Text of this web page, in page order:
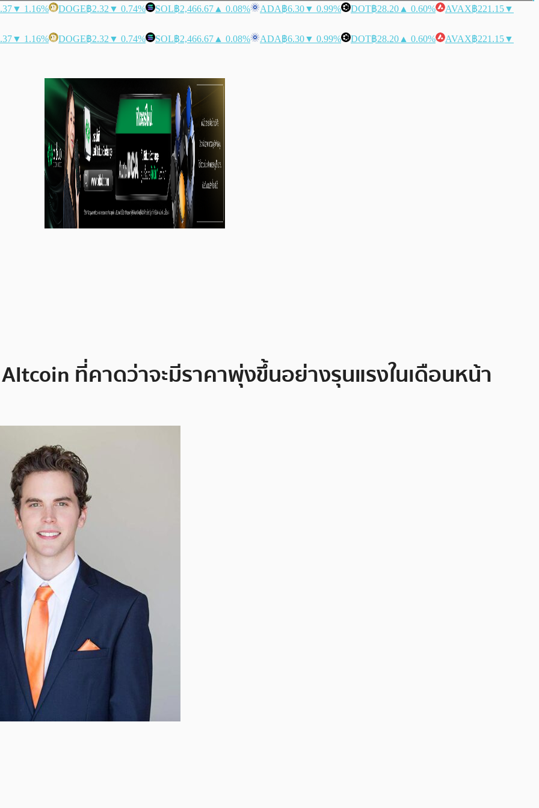
▼ 1.16% DOGE฿2.32 ▼ 0.74% SOL฿2,466.67 ▲ 0.08% ADA฿6.30▼ 0.99% DOT฿28.20 ▲ 0.60% AVAX฿221.15▼
▼ 1.16% DOGE฿2.32 ▼ 0.74% SOL฿2,466.67 ▲ 0.08% ADA฿6.30▼ 0.99% DOT฿28.20 ▲ 0.60% AVAX฿221.15▼
ที่คาดว่าจะมีราคาพุ่งขึ้นอย่างรุนแรงในเดือนหน้า